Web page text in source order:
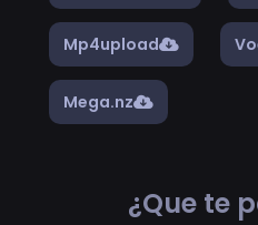
Mp4upload
Mega.nz
¿Que te